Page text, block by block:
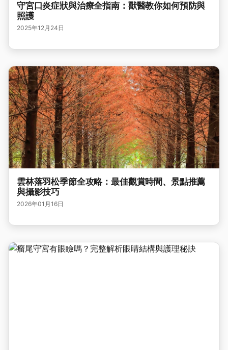
守宮口炎症狀與治療全指南：獸醫教你如何預防與
照護
2025年12月24日
雲林落羽松季節全攻略：最佳觀賞時間、景點推薦
與攝影技巧
2026年01月16日